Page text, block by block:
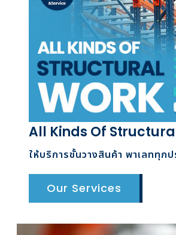
All Kinds Of
ให้บริการชั้นวางสินค้า พาเลททุกป
Our Services